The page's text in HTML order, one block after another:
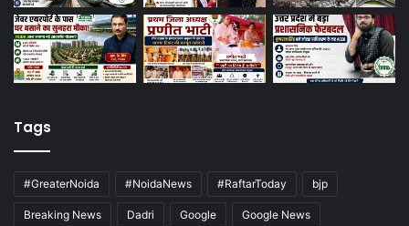
Tags
#GreaterNoida #NoidaNews #RaftarToday bjp
Breaking News Dadri Google Google News